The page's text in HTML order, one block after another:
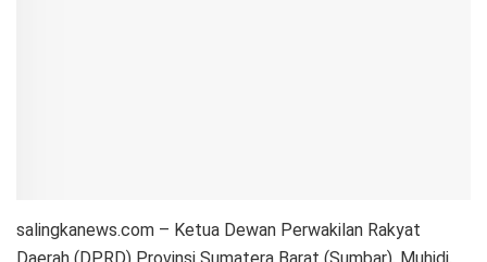
salingkanews.com – Ketua Dewan Perwakilan Rakyat